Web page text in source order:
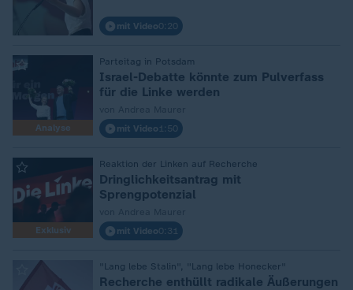
mit Video0:20
Analyse
Parteitag in Potsdam
:
Israel-Debatte könnte zum Pulverfass
für die Linke werden
mit Video 1:50
Exklusiv
Reaktion der Linken auf Recherche
Dringlichkeitsantrag mit
Sprengpotenzial
mit Video0:31
"Lang lebe Stalin", "Lang lebe Honecker"
Recherche enthüllt radikale Äußerungen